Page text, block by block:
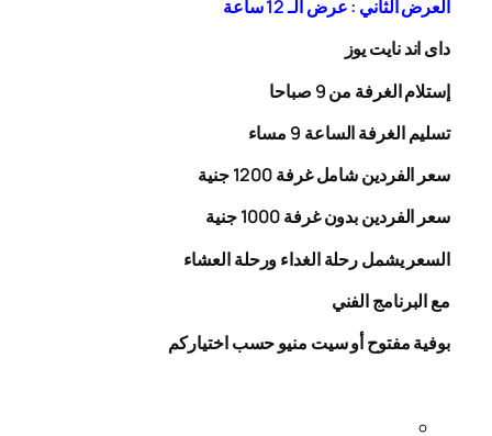
العرض الثاني : عرض الـ 12 ساعة
داى اند نايت يوز
إستلام الغرفة من 9 صباحا
تسليم الغرفة الساعة 9 مساء
سعر الفردين شامل غرفة
1200
جنية
سعر الفردين بدون غرفة1000جنية
السعر يشمل رحلة الغداء ورحلة العشاء
مع البرنامج الفني
بوفية مفتوح أو سيت منيو حسب اختياركم